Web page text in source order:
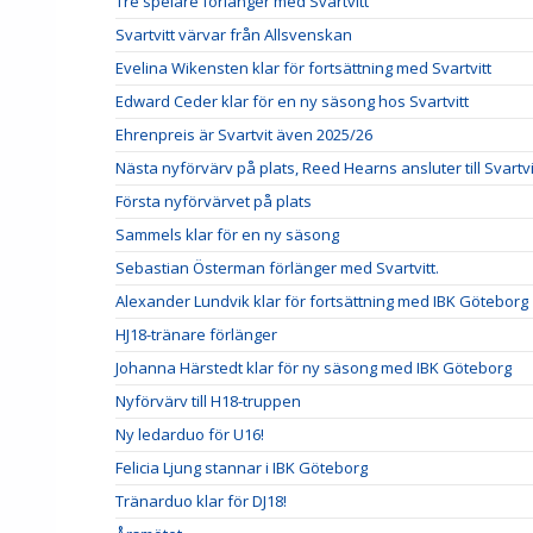
Svartvitt värvar från Allsvenskan
Evelina Wikensten klar för fortsättning med Svartvitt
Edward Ceder klar för en ny säsong hos Svartvitt
Ehrenpreis är Svartvit även 2025/26
Nästa nyförvärv på plats, Reed Hearns ansluter till
Första nyförvärvet på plats
Sammels klar för en ny säsong
Sebastian Österman förlänger med Svartvitt.
Alexander Lundvik klar för fortsättning med IBK Göteborg
HJ18-tränare förlänger
Johanna Härstedt klar för ny säsong med IBK Göteborg
Nyförvärv till H18-truppen
Ny ledarduo för U16!
Felicia Ljung stannar i IBK Göteborg
Tränarduo klar för DJ18!